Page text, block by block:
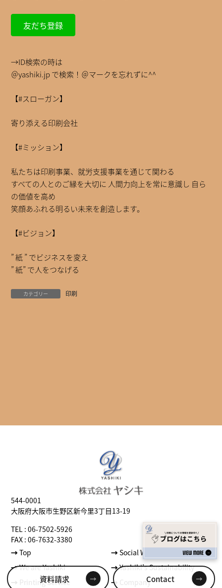
友だち登録
→ID検索の時は
＠yashiki.jp で検索！＠マークを忘れずに^^
【#スローガン】
寄り添える印刷会社
【#ミッション】
私たちは印刷事業、就労支援事業を通じて関わる
すべての人とのご縁を大切に 人間力向上を常に意識し 自ら
の価値を高め
笑顔あふれる明るい未来を創造します。
【#ビジョン】
” 紙 ” でビジネスを変え
” 紙” で人をつなげる
カテゴリー 印刷
544-0001
大阪府大阪市生野区新今里3丁目13-19
TEL : 06-7502-5926
FAX : 06-7632-3380
→Top →Social Well-being
→We are Yashiki →Yashiki’s Sustainability
→ Printing Service → Company
資料請求 Contact